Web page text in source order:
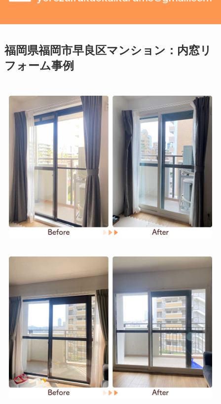
福岡県福岡市早良区マンション：内窓リ
フォーム事例